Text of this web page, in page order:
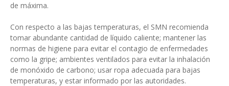
de máxima.
Con respecto a las bajas temperaturas, el SMN recomienda
tomar abundante cantidad de líquido caliente; mantener las
normas de higiene para evitar el contagio de enfermedades
como la gripe; ambientes ventilados para evitar la inhalación
de monóxido de carbono; usar ropa adecuada para bajas
temperaturas, y estar informado por las autoridades.